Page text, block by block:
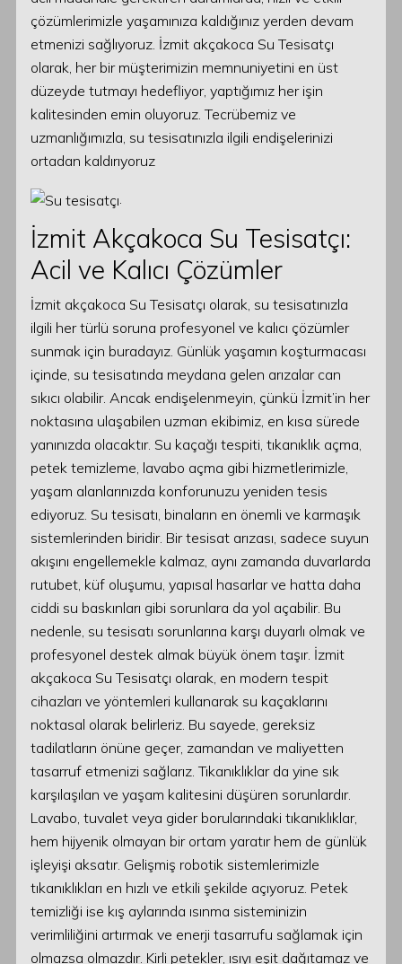
çözümlerimizle yaşamınıza kaldığınız yerden devam
etmenizi sağlıyoruz. İzmit akçakoca Su Tesisatçı
olarak, her bir müşterimizin memnuniyetini en üst
düzeyde tutmayı hedefliyor, yaptığımız her işin
kalitesinden emin oluyoruz. Tecrübemiz ve
uzmanlığımızla, su tesisatınızla ilgili endişelerinizi
ortadan kaldırıyoruz
.
İzmit Akçakoca Su Tesisatçı:
Acil ve Kalıcı Çözümler
İzmit akçakoca Su Tesisatçı olarak, su tesisatınızla
ilgili her türlü soruna profesyonel ve kalıcı çözümler
sunmak için buradayız. Günlük yaşamın koşturmacası
içinde, su tesisatında meydana gelen arızalar can
sıkıcı olabilir. Ancak endişelenmeyin, çünkü İzmit’in her
noktasına ulaşabilen uzman ekibimiz, en kısa sürede
yanınızda olacaktır. Su kaçağı tespiti, tıkanıklık açma,
petek temizleme, lavabo açma gibi hizmetlerimizle,
yaşam alanlarınızda konforunuzu yeniden tesis
ediyoruz. Su tesisatı, binaların en önemli ve karmaşık
sistemlerinden biridir. Bir tesisat arızası, sadece suyun
akışını engellemekle kalmaz, aynı zamanda duvarlarda
rutubet, küf oluşumu, yapısal hasarlar ve hatta daha
ciddi su baskınları gibi sorunlara da yol açabilir. Bu
nedenle, su tesisatı sorunlarına karşı duyarlı olmak ve
profesyonel destek almak büyük önem taşır. İzmit
akçakoca Su Tesisatçı olarak, en modern tespit
cihazları ve yöntemleri kullanarak su kaçaklarını
noktasal olarak belirleriz. Bu sayede, gereksiz
tadilatların önüne geçer, zamandan ve maliyetten
tasarruf etmenizi sağlarız. Tıkanıklıklar da yine sık
karşılaşılan ve yaşam kalitesini düşüren sorunlardır.
Lavabo, tuvalet veya gider borularındaki tıkanıklıklar,
hem hijyenik olmayan bir ortam yaratır hem de günlük
işleyişi aksatır. Gelişmiş robotik sistemlerimizle
tıkanıklıkları en hızlı ve etkili şekilde açıyoruz. Petek
temizliği ise kış aylarında ısınma sisteminizin
verimliliğini artırmak ve enerji tasarrufu sağlamak için
olmazsa olmazdır. Kirli petekler, ısıyı eşit dağıtamaz ve